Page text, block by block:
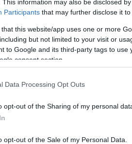
This information may also be disclosed
Participants that may further disclose it
that this website/app uses one or more
but not limited to your visit or
to Google and its third-party tags to
consent section.
Data Processing Opt Outs
opt-out of the Sharing of my personal
opt-out of the Sale of my Personal Data.
úgy véli, ez a nemrég
amely arról szólt, hogy
a palesztinokat.
esszéje azonban mást is
„természetesen az
emberre.